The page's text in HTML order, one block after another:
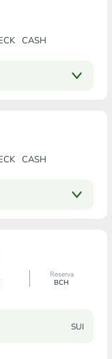
CASH
CASH
Reserva
BCH
SUI